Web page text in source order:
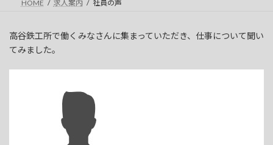
HOME 求人案内 社員の声
高谷鉄工所で働くみなさんに集まっていただき、仕事について聞い
てみました。